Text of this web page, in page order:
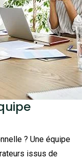
? Une équipe
issus de